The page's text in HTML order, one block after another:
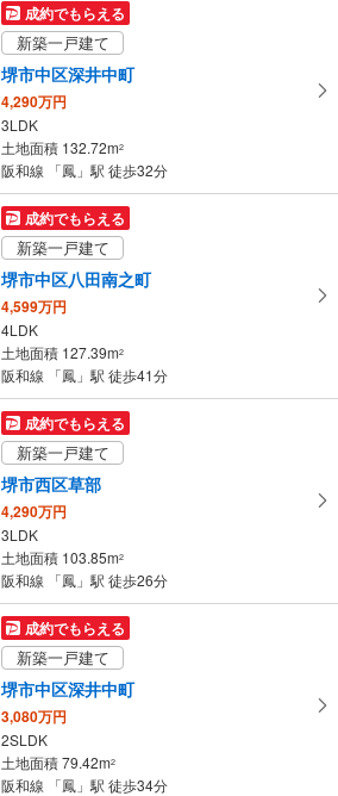
成約でもらえる
新築一戸建て
堺市中区深井中町
4,290万円
3LDK
土地面積 132.72m2
阪和線 「鳳」駅 徒歩32分
成約でもらえる
新築一戸建て
堺市中区八田南之町
4,599万円
4LDK
土地面積 127.39m2
阪和線 「鳳」駅 徒歩41分
成約でもらえる
新築一戸建て
堺市西区草部
4,290万円
3LDK
土地面積 103.85m2
阪和線 「鳳」駅 徒歩26分
成約でもらえる
新築一戸建て
堺市中区深井中町
3,080万円
2SLDK
土地面積 79.42m2
阪和線 「鳳」駅 徒歩34分